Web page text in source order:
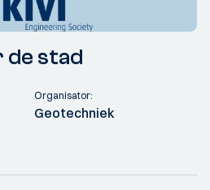
de stad
Organisator:
Geotechniek